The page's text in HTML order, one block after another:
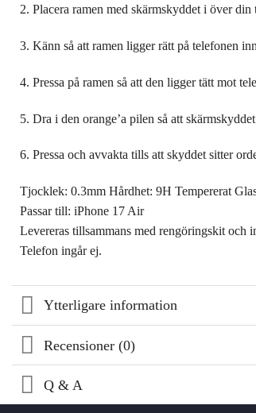
2. Placera ramen med skärmskyddet i över din
3. Känn så att ramen ligger rätt på telefonen
4. Pressa på ramen så att den ligger tätt mot
5. Dra i den orange’a pilen så att
6. Pressa och avvakta tills att skyddet sitter
Tjocklek: 0.3mm Hårdhet: 9H Tempererat
Passar till: iPhone 17 Air
Levereras tillsammans med rengöringskit och
Telefon ingår ej.
Ytterligare information
Recensioner (0)
Q & A